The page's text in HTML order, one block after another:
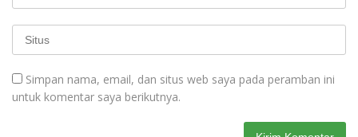
Simpan nama, email, dan situs web saya pada peramban ini
untuk komentar saya berikutnya.